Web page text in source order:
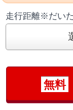
走行距離※だい
無料